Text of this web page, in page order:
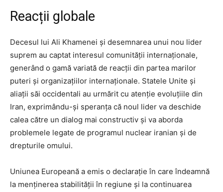
Reacții globale
Decesul lui Ali Khamenei și desemnarea unui nou lider
suprem au captat interesul comunității internaționale,
generând o gamă variată de reacții din partea marilor
puteri și organizațiilor internaționale. Statele Unite și
aliații săi occidentali au urmărit cu atenție evoluțiile din
Iran, exprimându-și speranța că noul lider va deschide
calea către un dialog mai constructiv și va aborda
problemele legate de programul nuclear iranian și de
drepturile omului.
Uniunea Europeană a emis o declarație în care îndeamnă
la menținerea stabilității în regiune și la continuarea